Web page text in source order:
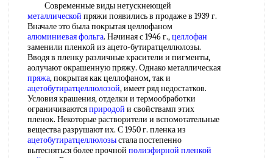
Современные виды нетускнеющей
металлической пряжи появились в продаже в 1939 г.
Вначале это была покрытая целлофаном
алюминиевая фольга. Начиная с 1946 г.,целлофан
заменили пленкой из ацето-бутиратцеллюлозы.
Вводя в пленку различные красители и пигменты,
аолучают окрашенную пряжу. Однако металлическая
пряжа, покрытая как целлофаном, так и
ацетобутиратцеллюлозой, имеет ряд недостатков.
Условия крашения, отделки и термообработки
ограничиваютсяприродой и свойствамп этих
пленок. Некоторые растворители и вспомотательные
вещества разрушают их. С 1950 г. пленка из
ацетобутиратцеллюлозыстала постепенно
вытесняться более прочной полиэфирной пленкой